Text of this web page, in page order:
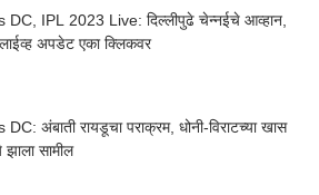
DC, IPL 2023 Live: दिल्लीपुढे चेन्नईचे आव्हान,
अपडेट एका क्लिकवर
अंबाती रायडूचा पराक्रम, धोनी-विराटच्या खास
सामील